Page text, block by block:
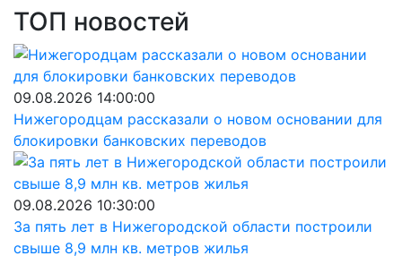
ТОП новостей
09.08.2026 14:00:00
Нижегородцам рассказали о новом основании для
блокировки банковских переводов
09.08.2026 10:30:00
За пять лет в Нижегородской области построили
свыше 8,9 млн кв. метров жилья